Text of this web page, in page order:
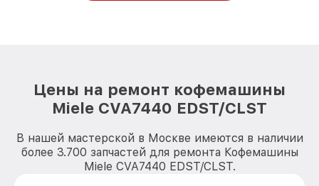
Цены на ремонт кофемашины
Miele CVA7440 EDST/CLST
В нашей мастерской в Москве имеются в наличии
более 3.700 запчастей для ремонта Кофемашины
Miele CVA7440 EDST/CLST.